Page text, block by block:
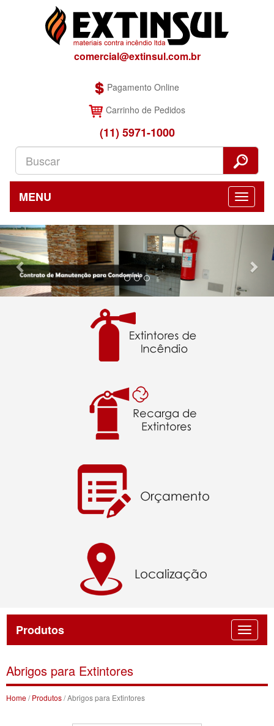
comercial@extinsul.com.br
Pagamento Online
Carrinho de Pedidos
(11) 5971-1000
MENU
Previous
Produtos
Abrigos para Extintores
Home/Produtos/ Abrigos para Extintores